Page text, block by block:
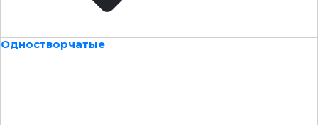
Одностворчатые